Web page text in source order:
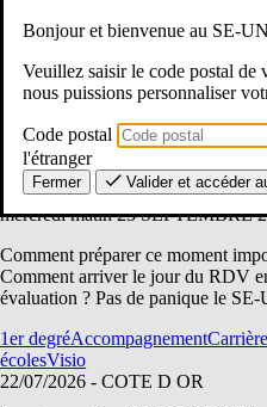
Comment préparer ce moment
évaluation ? Pas de panique le
écolesRIS / Stages syndicaux
22/07/2026 - COTE D OR,
[1D] RIS en VISIO « Je prépare
mercredi matin 23 SEPTEMBRE
Comment préparer ce moment
Comment arriver le jour du RDV
évaluation ? Pas de panique le
1er degréAccompagnementCarrière
écolesVisio
22/07/2026 - COTE D OR
Bonjour et bienvenue au SE-
Veuillez saisir le code postal de
nous puissions personnaliser
Code postal
l'étranger
Fermer Valider et accéder